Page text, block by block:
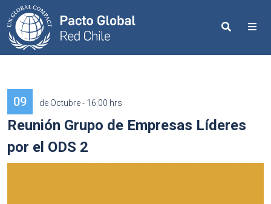
Search
09 de Octubre - 16:00 hrs
Reunión Grupo de Empresas Líderes
por el ODS 2